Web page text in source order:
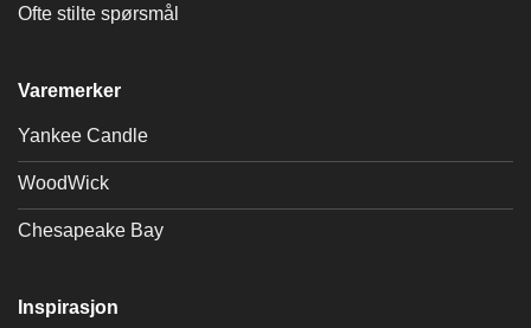
Ofte stilte spørsmål
Varemerker
Yankee Candle
WoodWick
Chesapeake Bay
Inspirasjon